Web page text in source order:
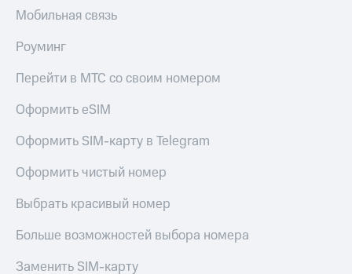
Другое
Контакты
деловая этика
Мобильная связь
Роуминг
Перейти в МТС со своим номером
Оформить eSIM
Оформить SIM-карту в Telegram
Оформить чистый номер
Выбрать красивый номер
Больше возможностей выбора номера
Заменить SIM-карту